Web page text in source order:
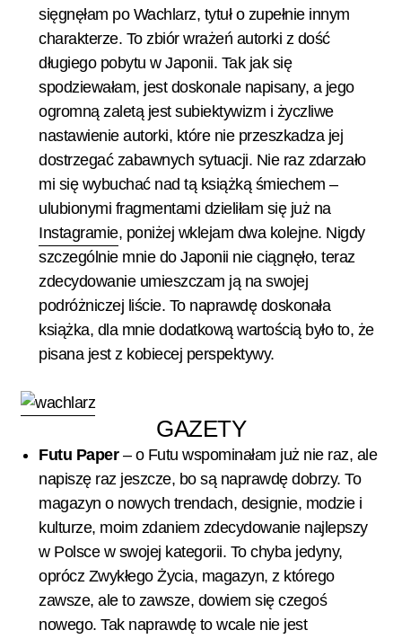
sięgnęłam po Wachlarz, tytuł o zupełnie innym
charakterze. To zbiór wrażeń autorki z dość
długiego pobytu w Japonii. Tak jak się
spodziewałam, jest doskonale napisany, a jego
ogromną zaletą jest subiektywizm i życzliwe
nastawienie autorki, które nie przeszkadza jej
dostrzegać zabawnych sytuacji. Nie raz zdarzało
mi się wybuchać nad tą książką śmiechem –
ulubionymi fragmentami dzieliłam się już na
Instagramie, poniżej wklejam dwa kolejne. Nigdy
szczególnie mnie do Japonii nie ciągnęło, teraz
zdecydowanie umieszczam ją na swojej
podróżniczej liście. To naprawdę doskonała
książka, dla mnie dodatkową wartością było to, że
pisana jest z kobiecej perspektywy.
GAZETY
Futu Paper– o Futu wspominałam już nie raz, ale
napiszę raz jeszcze, bo są naprawdę dobrzy. To
magazyn o nowych trendach, designie, modzie i
kulturze, moim zdaniem zdecydowanie najlepszy
w Polsce w swojej kategorii. To chyba jedyny,
oprócz Zwykłego Życia, magazyn, z którego
zawsze, ale to zawsze, dowiem się czegoś
nowego. Tak naprawdę to wcale nie jest